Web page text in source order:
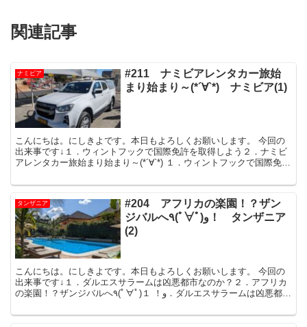
関連記事
ナミビア
#211 ナミビアレンタカー旅始
まり始まり～(*´∀`*) ナミビア(1)
こんにちは。にしきよです。本日もよろしくお願いします。 今回の
出来事です↓１．ウィントフックで国際免許を取得しよう２．ナミビ
アレンタカー旅始まり始まり～(*´∀`*) １．ウィントフックで国際免許
タンザニア
#204 アフリカの楽園！？ザン
ジバルへ٩(ﾟ∀ﾟ)و！ タンザニア
(2)
こんにちは。にしきよです。本日もよろしくお願いします。 今回の
出来事です↓１．ダルエスサラームは凶悪都市なのか？２．アフリカ
の楽園！？ザンジバルへ٩(ﾟ∀ﾟ)و！ １．ダルエスサラームは凶悪都市